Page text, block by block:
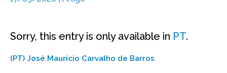
Sorry, this entry is only available in PT.
(PT) José Maurício Carvalho de Barros